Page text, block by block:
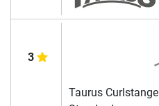
3
Taurus Curlstange